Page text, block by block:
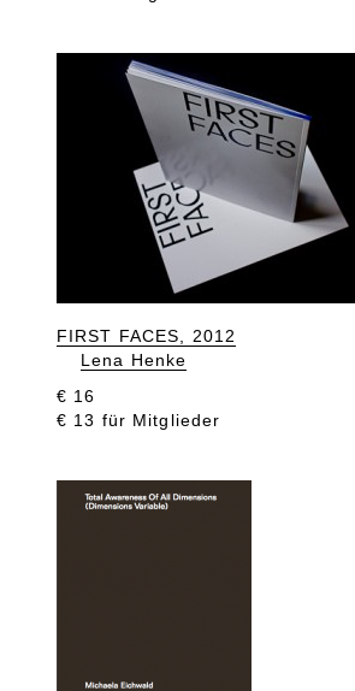
FIRST FACES, 2012
Lena Henke
€ 16
€ 13 für Mitglieder